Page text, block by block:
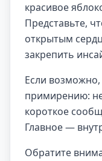
красивое
Представьте,
открытым
закрепить
Если
примирению:
короткое
Главное —
Обратите